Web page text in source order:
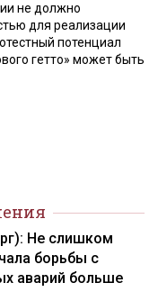
не должно
для реализации
потенциал
гетто» может быть
Не слишком
борьбы с
аварий больше